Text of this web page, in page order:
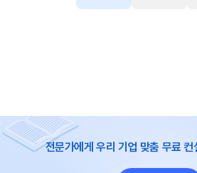
전문가에게 우리 기업 맞춤 무료